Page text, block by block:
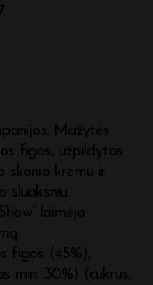
Mažytės
figos, užpildytos
skonio kremu ir
sluoksniu.
laimėjo
figos (45%),
min. 30%) (cukrus,